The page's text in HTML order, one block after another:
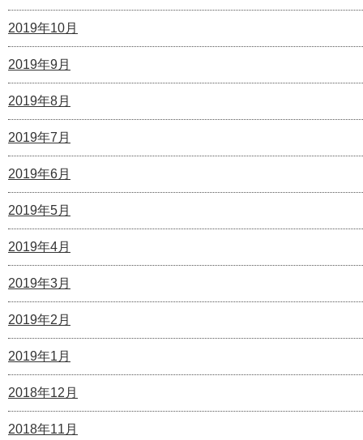
2019年10月
2019年9月
2019年8月
2019年7月
2019年6月
2019年5月
2019年4月
2019年3月
2019年2月
2019年1月
2018年12月
2018年11月